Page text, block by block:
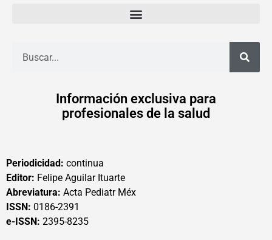
Información exclusiva para
profesionales de la salud
Periodicidad: continua
Editor: Felipe Aguilar Ituarte
Abreviatura: Acta Pediatr Méx
ISSN: 0186-2391
e-ISSN: 2395-8235